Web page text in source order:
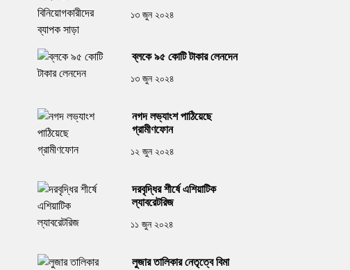
১৩ জুন ২০২৪
ব্লকে ৯৫ কোটি টাকার লেনদেন
১৩ জুন ২০২৪
নগদ লভ্যাংশ পাঠিয়েছে
গ্রামীণফোন
১২ জুন ২০২৪
দরবৃদ্ধির শীর্ষে এশিয়াটিক
ল্যাবরেটরিজ
১১ জুন ২০২৪
লুজার তালিকার নেতৃত্বে বিমা